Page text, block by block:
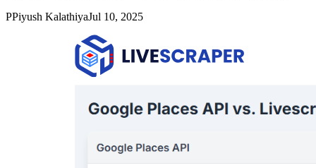
PPiyush KalathiyaJul 10, 2025